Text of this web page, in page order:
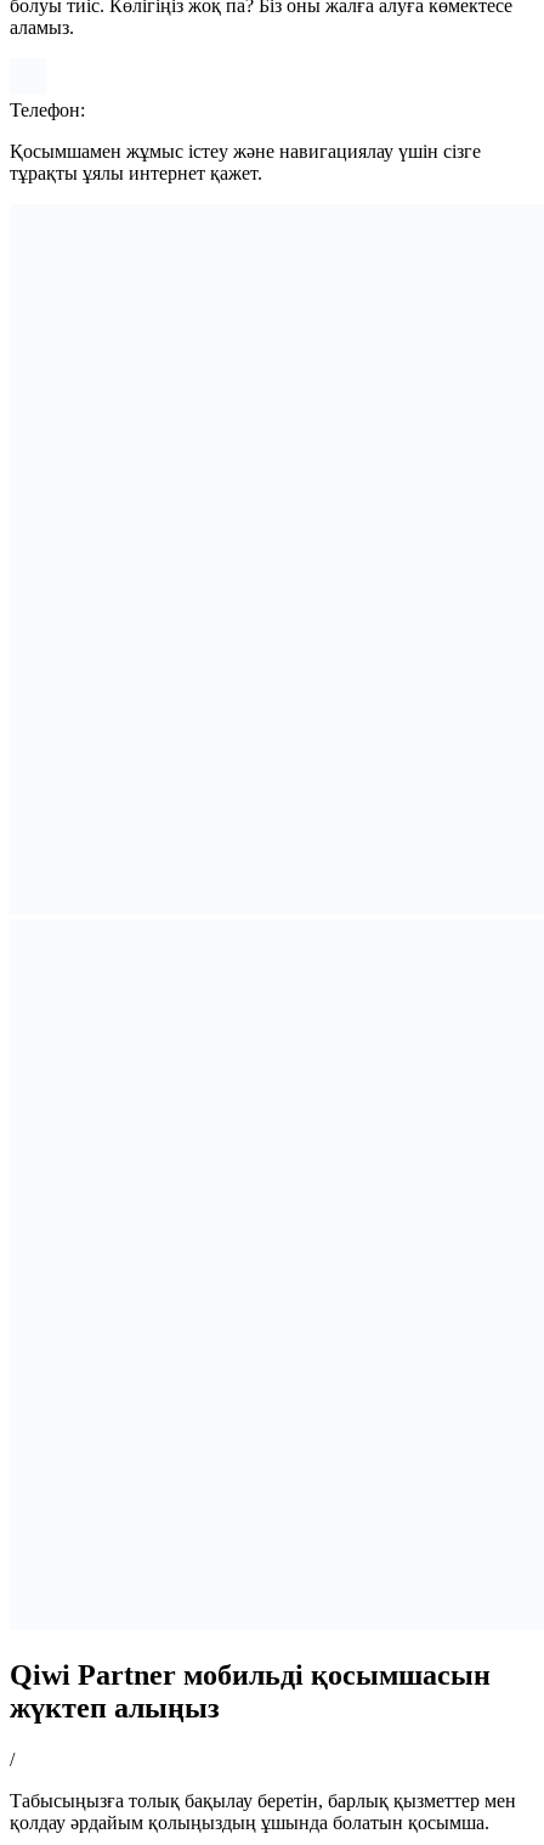
болуы тиіс. Көлігіңіз жоқ па? Біз оны жалға алуға көмектесе
аламыз.
Телефон:
Қосымшамен жұмыс істеу және навигациялау үшін сізге
тұрақты ұялы интернет қажет.
Qiwi Partner мобильді қосымшасын
жүктеп алыңыз
/
Табысыңызға толық бақылау беретін, барлық қызметтер мен
қолдау әрдайым қолыңыздың ұшында болатын қосымша.